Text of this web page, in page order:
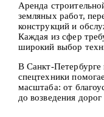
Аренда
земляных работ,
конструкций и
Каждая из сфер
широкий выбор
В Санкт-Петербурге
спецтехники
масштаба: от
до возведения